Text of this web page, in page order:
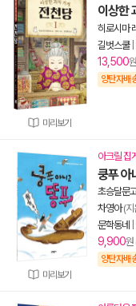
미리보기
이상한
히로시마
길벗스쿨|
13,500
양탄자배
미리보기
아크릴 집
쿵푸 아
초승달문
차영아(지
문학동네
9,900원
양탄자배